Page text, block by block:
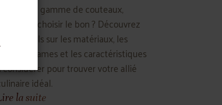
à une gamme de couteaux,
choisir le bon ? Découvrez
conseils sur les matériaux, les
de lames et les caractéristiques
considérer pour trouver votre allié
idéal.
la suite